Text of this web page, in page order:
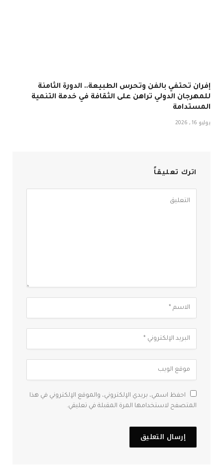
إفران تحتفي بالفن وتحرس الطبيعة.. الدورة الثامنة
للمهرجان الدولي تراهن على الثقافة في خدمة التنمية
المستدامة
يوليو 16, 2026
اترك تعليقاً
احفظ اسمي، بريدي الإلكتروني، والموقع الإلكتروني في هذا
المتصفح لاستخدامها المرة المقبلة في تعليقي.